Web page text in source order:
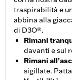
traspirabilità e
abbina alla
di D3O®.
Rimani
davanti e sul
Rimani
sigillate.